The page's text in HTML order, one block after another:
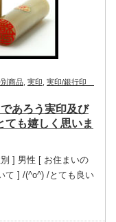
商品 実印 実印/銀行印
あろう実印及び
ても嬉しく思いま
] 男性 [ お住まいの
て ] /(^o^) /とても良い